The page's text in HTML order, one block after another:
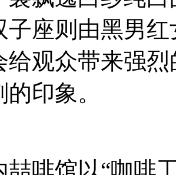
子座则由黑男
给观众带来强
印象。
喆啡馆以“咖啡